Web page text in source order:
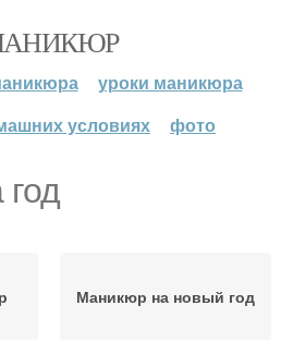
уроки маникюра
условиях
фото
Маникюр на новый год